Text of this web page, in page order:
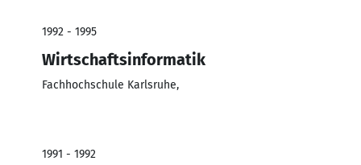
1992 - 1995
Wirtschaftsinformatik
Fachhochschule Karlsruhe,
1991 - 1992